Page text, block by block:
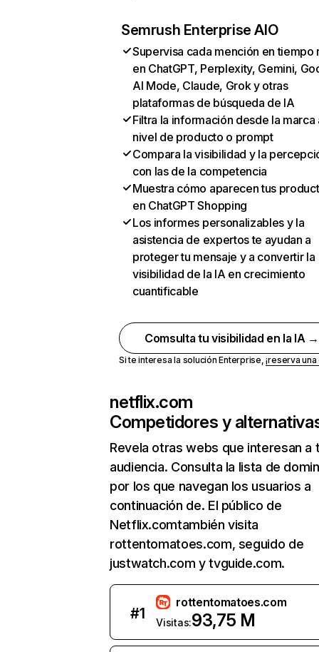
Semrush Enterprise AIO
Supervisa cada mención en tiempo
en ChatGPT, Perplexity, Gemini,
AI Mode, Claude, Grok y otras
plataformas de búsqueda de IA
Filtra la información desde la marca
nivel de producto o prompt
Compara la visibilidad y la
con las de la competencia
Muestra cómo aparecen tus
en ChatGPT Shopping
Los informes personalizables y la
asistencia de expertos te ayudan a
proteger tu mensaje y a convertir la
visibilidad de la IA en crecimiento
cuantificable
Comsulta tu visibilidad en la IA →
Si te interesa la solución Enterprise,¡reserva
netflix.com
Competidores y
Revela otras webs que interesan a
audiencia. Consulta la lista de
por los que navegan los usuarios a
continuación de. El público de
Netflix.comtambién visita
rottentomatoes.com, seguido de
justwatch.com y tvguide.com.
#1
rottentomatoes.com
Visitas:93,75 M